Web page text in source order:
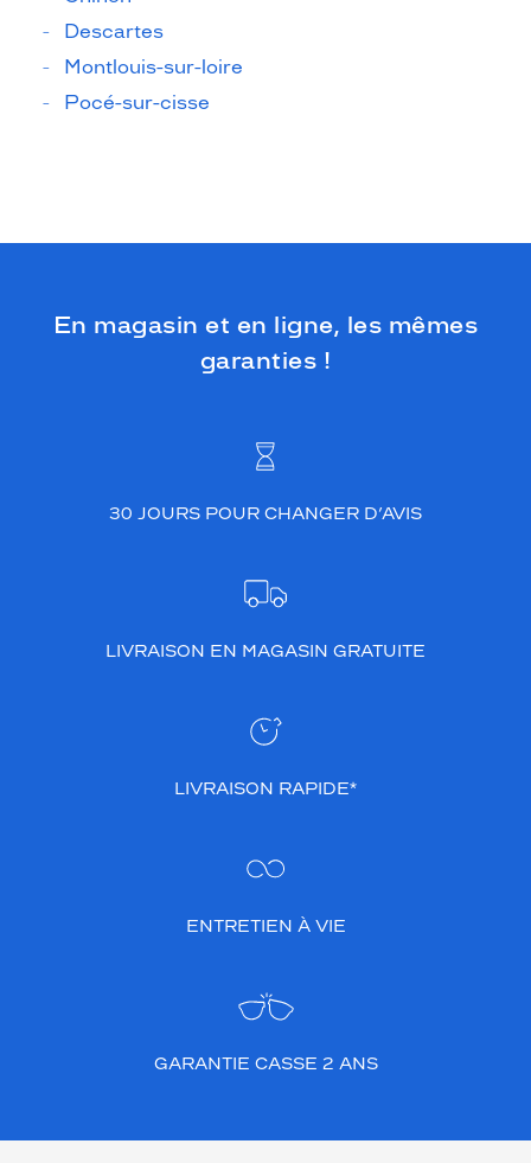
Descartes
Montlouis-sur-loire
Pocé-sur-cisse
En magasin et en ligne, les mêmes
garanties !
30 JOURS POUR CHANGER D’AVIS
LIVRAISON EN MAGASIN GRATUITE
LIVRAISON RAPIDE*
ENTRETIEN À VIE
GARANTIE CASSE 2 ANS